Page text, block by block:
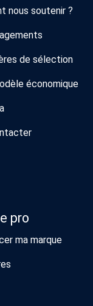
nous soutenir ?
de sélection
économique
pro
ma marque